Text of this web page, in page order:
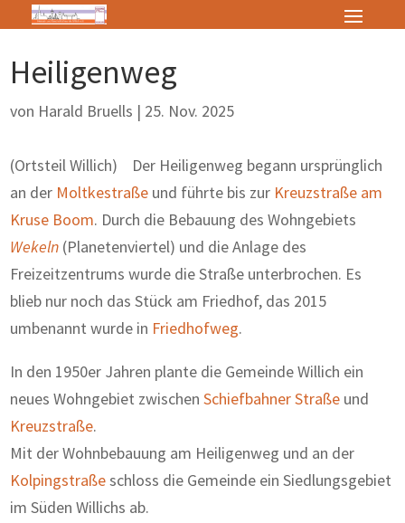
Heiligenweg
von Harald Bruells | 25. Nov. 2025
(Ortsteil Willich) Der Heiligenweg begann ursprünglich
an der Moltkestraße und führte bis zur Kreuzstraße am
Kruse Boom. Durch die Bebauung des Wohngebiets
Wekeln (Planetenviertel) und die Anlage des
Freizeitzentrums wurde die Straße unterbrochen. Es
blieb nur noch das Stück am Friedhof, das 2015
umbenannt wurde in Friedhofweg.
In den 1950er Jahren plante die Gemeinde Willich ein
neues Wohngebiet zwischenSchiefbahner Straße und
Kreuzstraße.
Mit der Wohnbebauung am Heiligenweg und an der
Kolpingstraßeschloss die Gemeinde ein Siedlungsgebiet
im Süden Willichs ab.